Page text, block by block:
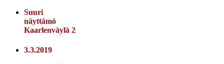
Suuri
näyttämö
Kaarlenväylä 2
3.3.2019